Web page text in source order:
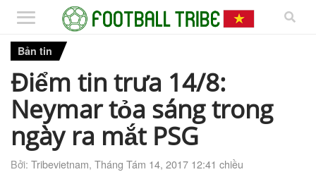
Bản tin
Điểm tin trưa 14/8:
Neymar tỏa sáng trong
ngày ra mắt PSG
Bởi: Tribevietnam, Tháng Tám 14, 2017 12:41 chiều